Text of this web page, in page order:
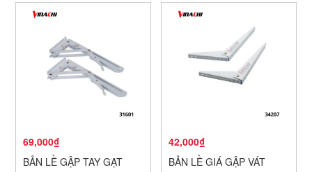
69,000₫
BẢN LỀ GẬP TAY GẠT
42,000₫
BẢN LỀ GIÁ GẬP VÁT